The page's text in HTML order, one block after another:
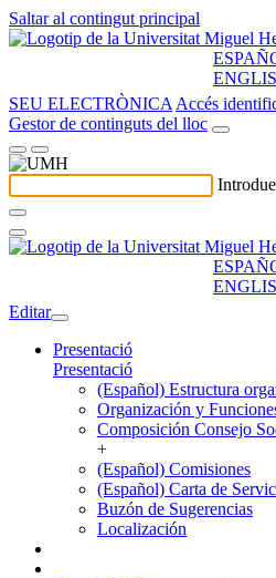
Saltar al contingut principal
SEU ELECTRÒNICA Accés
Gestor de continguts del lloc
Editar
Presentació
Presentació
(Español) Estructura
Organización y
Composición Consejo
+
(Español) Comisiones
(Español) Carta de
Buzón de Sugerencias
Localización